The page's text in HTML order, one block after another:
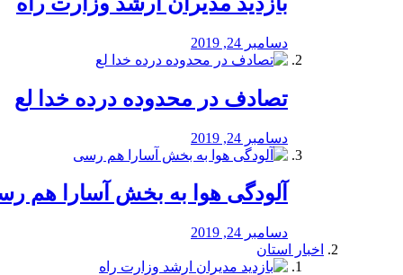
دسامبر 24, 2019
تصادف در محدوده درده خدا لع
دسامبر 24, 2019
آلودگی هوا به بخش آسارا هم
دسامبر 24, 2019
اخبار استان